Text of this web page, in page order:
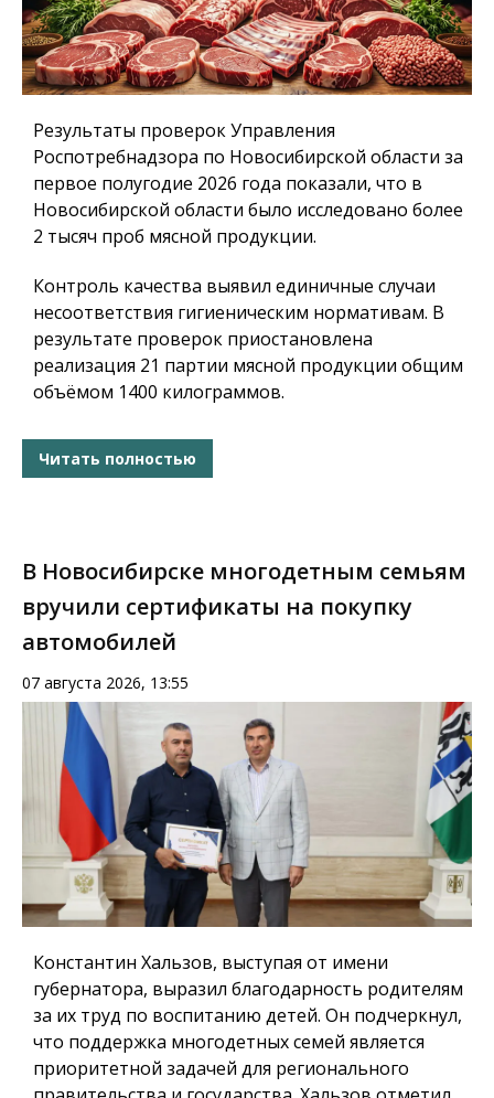
Результаты проверок Управления
Роспотребнадзора по Новосибирской области за
первое полугодие 2026 года показали, что в
Новосибирской области было исследовано более
2 тысяч проб мясной продукции.
Контроль качества выявил единичные случаи
несоответствия гигиеническим нормативам. В
результате проверок приостановлена
реализация 21 партии мясной продукции общим
объёмом 1400 килограммов.
Читать полностью
В Новосибирске многодетным семьям
вручили сертификаты на покупку
автомобилей
07 августа 2026, 13:55
Константин Хальзов, выступая от имени
губернатора, выразил благодарность родителям
за их труд по воспитанию детей. Он подчеркнул,
что поддержка многодетных семей является
приоритетной задачей для регионального